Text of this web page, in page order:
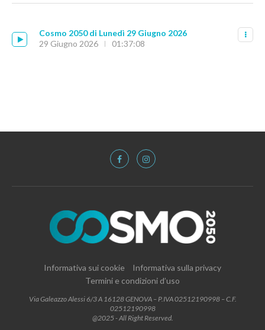
Cosmo 2050 di Lunedì 29 Giugno 2026
29 Giugno 2026
01:37:08
Informativa sui cookie
Informativa sulla privacy
Termini e condizioni d’uso
Via Galeazzo Alessi 6/3 A 16128 GENOVA – P.IVA 02512190998 – C.F.
02512190998
@2025 - All Right Reserved.